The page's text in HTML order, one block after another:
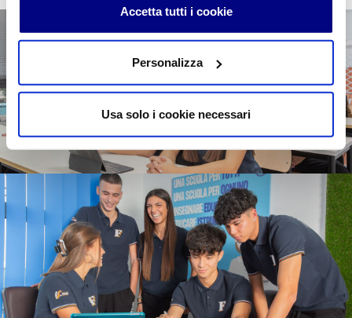
Accetta tutti i cookie
Personalizza
Usa solo i cookie necessari